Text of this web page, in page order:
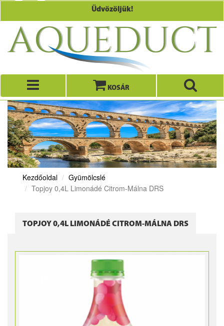
Üdvözöljük!
KOSÁR
Kezdőoldal
Gyümölcslé
Topjoy 0,4L Limonádé Citrom-Málna DRS
TOPJOY 0,4L LIMONÁDÉ CITROM-MÁLNA DRS